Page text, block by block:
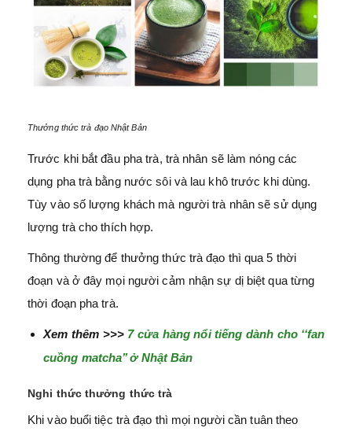
Thưởng thức trà đạo Nhật Bản
Trước khi bắt đầu pha trà, trà nhân sẽ làm nóng các
dụng pha trà bằng nước sôi và lau khô trước khi dùng.
Tùy vào số lượng khách mà người trà nhân sẽ sử dụng
lượng trà cho thích hợp.
Thông thường để thưởng thức trà đạo thì qua 5 thời
đoạn và ở đây mọi người cảm nhận sự dị biệt qua từng
thời đoạn pha trà.
Xem thêm >>> 7 cửa hàng nổi tiếng dành cho ‘‘fan
cuồng matcha’’ ở Nhật Bản
Nghi thức thưởng thức trà
Khi vào buổi tiệc trà đạo thì mọi người cần tuân theo